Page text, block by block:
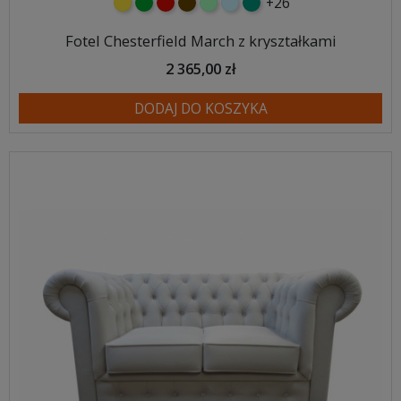
Fotel Chesterfield March z kryształkami
2 365,00 zł
DODAJ DO KOSZYKA